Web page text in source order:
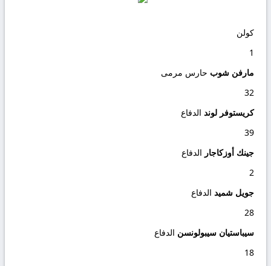
كولن
1
مارفن شوب حارس مرمى
32
كريستوفر لوند الدفاع
39
جينك أوزكاجار الدفاع
2
جويل شميد الدفاع
28
سيباستيان سيبولونسن الدفاع
18